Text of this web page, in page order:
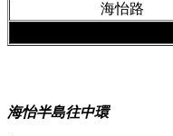
海怡路
海怡半島往中環